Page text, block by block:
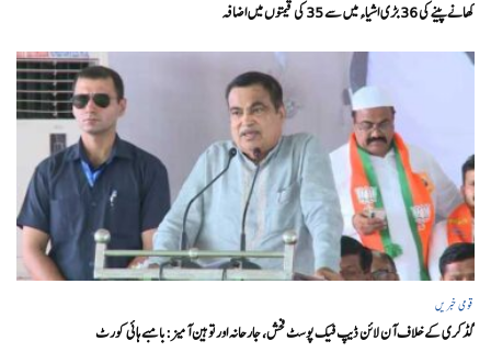
کھانے پینے کی 36 بڑی اشیاء میں سے 35 کی قیمتوں میں اضافہ
قومی خبریں
گڈکری کے خلاف آن لائن ڈیپ فیک پوسٹ فحش، جارحانہ اور توہین آمیز:بامبے ہائی کورٹ